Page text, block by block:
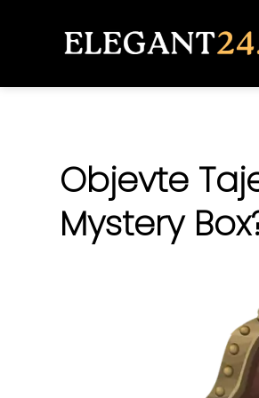
Objevte
Mystery